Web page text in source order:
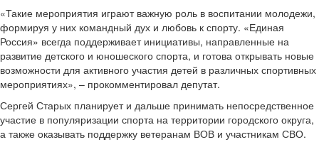
«Такие мероприятия играют важную роль в воспитании молодежи,
формируя у них командный дух и любовь к спорту. «Единая
Россия» всегда поддерживает инициативы, направленные на
развитие детского и юношеского спорта, и готова открывать новые
возможности для активного участия детей в различных спортивных
мероприятиях», – прокомментировал депутат.
Сергей Старых планирует и дальше принимать непосредственное
участие в популяризации спорта на территории городского округа,
а также оказывать поддержку ветеранам ВОВ и участникам СВО.